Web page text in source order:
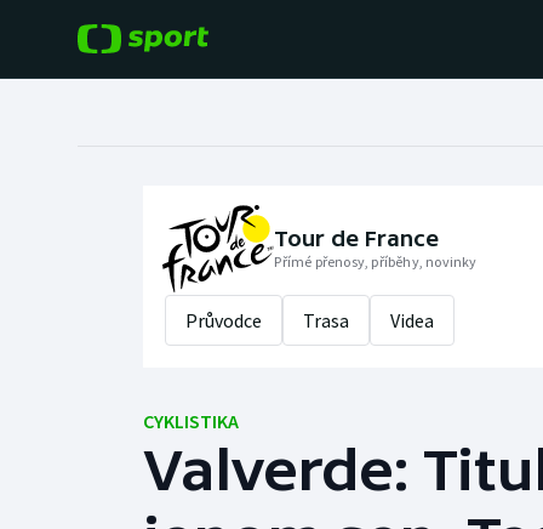
Hokej
Tenis
Atletika
Cyklistika
Baseball a softbal
Basketbal
Box
Tour de France
Přímé přenosy, příběhy, novinky
Průvodce Trasa Videa
CYKLISTIKA
Valverde: